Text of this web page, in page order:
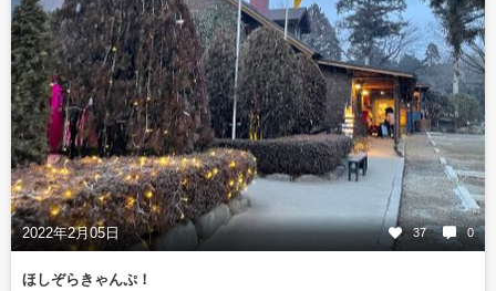
2022年2月05日 37 0
ほしぞらきゃんぷ！